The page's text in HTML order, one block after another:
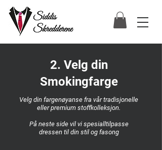
2. Velg din
Smokingfarge
Velg din fargenøyanse fra vår tradisjonelle
eller premium stoffkolleksjon.
På neste side vil vi spesialltilpasse
dressen til din stil og fasong